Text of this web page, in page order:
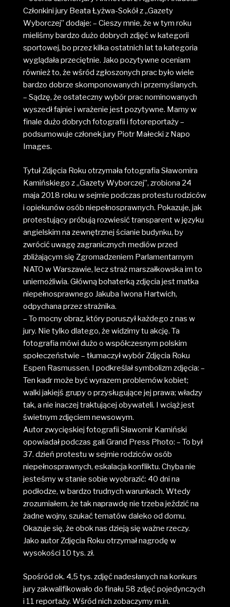
Członkini jury Beata Łyżwa-Sokół z „Gazety
Wyborczej” dodaje: – Cieszy mnie, że w tym roku
mieliśmy bardzo dużo dobrych zdjęć w kategorii
sportowej, bo przez kilka ostatnich lat ta kategoria
wyglądała przeciętnie. Jako pozytywne oceniam
również to, że wśród zgłoszonych prac było wiele
bardzo dobrze skomponowanych i przemyślanych.
– Sądzę, że ostateczny wybór prac nominowanych
wyszedł fajnie i wrażenie jest pozytywne. Mamy w
finale dużo dobrych fotografii i fotoreportaży –
podsumowuje członek jury Piotr Małecki z Napo
Images.
Tytuł Zdjęcia Roku otrzymała fotografia Sławomira
Kamińskiego z „Gazety Wyborczej”, zrobiona 24
maja 2018 roku w sejmie podczas protestu rodziców
i opiekunów osób niepełnosprawnych. Pokazuje, jak
protestujący próbują rozwiesić transparent w języku
angielskim na zewnętrznej ścianie budynku, by
zwrócić uwagę zagranicznych mediów przed
zbliżającym się Zgromadzeniem Parlamentarnym
NATO w Warszawie, lecz straż marszałkowska im to
uniemożliwia. Główną bohaterką zdjęcia jest matka
niepełnosprawnego Jakuba Iwona Hartwich,
odpychana przez strażnika.
– To mocny obraz, który poruszył każdego z nas w
jury. Nie tylko dlatego, że widzimy tu akcję. Ta
fotografia mówi dużo o współczesnym polskim
społeczeństwie – tłumaczył wybór Zdjęcia Roku
Espen Rasmussen. I podkreślał symbolizm zdjęcia: –
Ten kadr może być wyrazem problemów kobiet;
walki jakiejś grupy o przysługujące jej prawa; władzy
tak, a nie inaczej traktującej obywateli. I wciąż jest
świetnym zdjęciem newsowym.
Autor zwycięskiej fotografii Sławomir Kamiński
opowiadał podczas gali Grand Press Photo: – To był
37. dzień protestu w sejmie rodziców osób
niepełnosprawnych, eskalacja konfliktu. Chyba nie
jesteśmy w stanie sobie wyobrazić: 40 dni na
podłodze, w bardzo trudnych warunkach. Wtedy
zrozumiałem, że tak naprawdę nie trzeba jeździć na
żadne wojny, szukać tematów daleko od domu.
Okazuje się, że obok nas dzieją się ważne rzeczy.
Jako autor Zdjęcia Roku otrzymał nagrodę w
wysokości 10 tys. zł.
Spośród ok. 4,5 tys. zdjęć nadesłanych na konkurs
jury zakwalifikowało do finału 58 zdjęć pojedynczych
i 11 reportaży. Wśród nich zobaczymy m.in.